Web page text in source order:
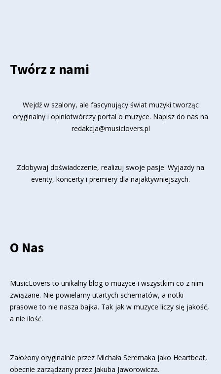
Twórz z nami
Wejdź w szalony, ale fascynujący świat muzyki tworząc
oryginalny i opiniotwórczy portal o muzyce. Napisz do nas na
redakcja@musiclovers.pl
Zdobywaj doświadczenie, realizuj swoje pasje. Wyjazdy na
eventy, koncerty i premiery dla najaktywniejszych.
O Nas
MusicLovers to unikalny blog o muzyce i wszystkim co z nim
związane. Nie powielamy utartych schematów, a notki
prasowe to nie nasza bajka. Tak jak w muzyce liczy się jakość,
a nie ilość.
Założony oryginalnie przez Michała Seremaka jako Heartbeat,
obecnie zarządzany przez Jakuba Jaworowicza.